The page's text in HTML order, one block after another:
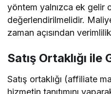
yöntem yalnızca ek gelir
değerlendirilmelidir.
zaman açısından
Satış Ortaklığı ile
Satış ortaklığı (affiliate
hizmetin tanıtımını